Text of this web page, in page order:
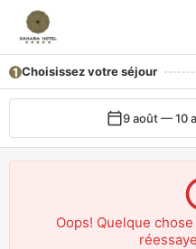
1 Choisissez votre séjour
9 août — 10
Oops! Quelque